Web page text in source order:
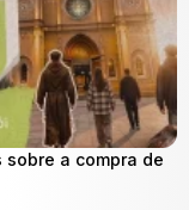
a compra de